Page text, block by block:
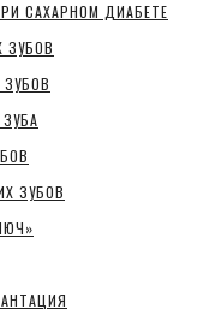
САХАРНОМ ДИАБЕТЕ
ЗУБОВ
ЗУБОВ